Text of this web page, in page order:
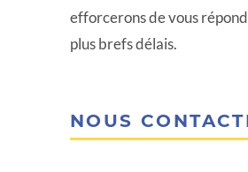
efforcerons de vous
plus brefs délais.
NOUS